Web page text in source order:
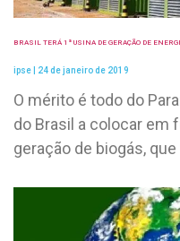
BRASIL TERÁ 1ª USINA DE GERAÇÃO DE
ipse 24 de janeiro de 2019
O mérito é todo do
do Brasil a colocar em
geração de biogás,